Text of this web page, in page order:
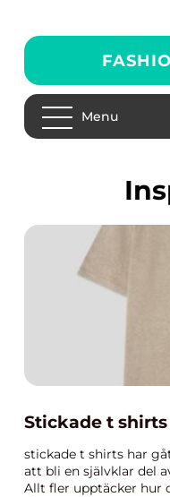
Menu
Stickade t
stickade t shirts har
att bli en självklar del
Allt fler upptäcker hur